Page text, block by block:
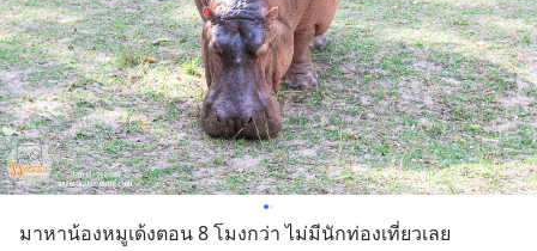
มาหาน้องหมูเด้งตอน 8 โมงกว่า ไม่มีนักท่องเที่ยวเลย